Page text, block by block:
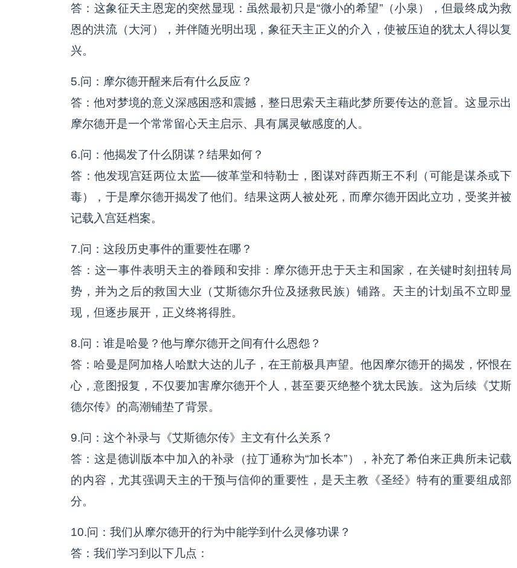
答：这象征天主恩宠的突然显现：虽然最初只是“微小的希望”（小泉），但最终成为救
恩的洪流（大河），并伴随光明出现，象征天主正义的介入，使被压迫的犹太人得以复
兴。
5.问：摩尔德开醒来后有什么反应？
答：他对梦境的意义深感困惑和震撼，整日思索天主藉此梦所要传达的意旨。这显示出
摩尔德开是一个常常留心天主启示、具有属灵敏感度的人。
6.问：他揭发了什么阴谋？结果如何？
答：他发现宫廷两位太监──彼革堂和特勒士，图谋对薛西斯王不利（可能是谋杀或下
毒），于是摩尔德开揭发了他们。结果这两人被处死，而摩尔德开因此立功，受奖并被
记载入宫廷档案。
7.问：这段历史事件的重要性在哪？
答：这一事件表明天主的眷顾和安排：摩尔德开忠于天主和国家，在关键时刻扭转局
势，并为之后的救国大业（艾斯德尔升位及拯救民族）铺路。天主的计划虽不立即显
现，但逐步展开，正义终将得胜。
8.问：谁是哈曼？他与摩尔德开之间有什么恩怨？
答：哈曼是阿加格人哈默大达的儿子，在王前极具声望。他因摩尔德开的揭发，怀恨在
心，意图报复，不仅要加害摩尔德开个人，甚至要灭绝整个犹太民族。这为后续《艾斯
德尔传》的高潮铺垫了背景。
9.问：这个补录与《艾斯德尔传》主文有什么关系？
答：这是德训版本中加入的补录（拉丁通称为“加长本”），补充了希伯来正典所未记载
的内容，尤其强调天主的干预与信仰的重要性，是天主教《圣经》特有的重要组成部
分。
10.问：我们从摩尔德开的行为中能学到什么灵修功课？
答：我们学习到以下几点：